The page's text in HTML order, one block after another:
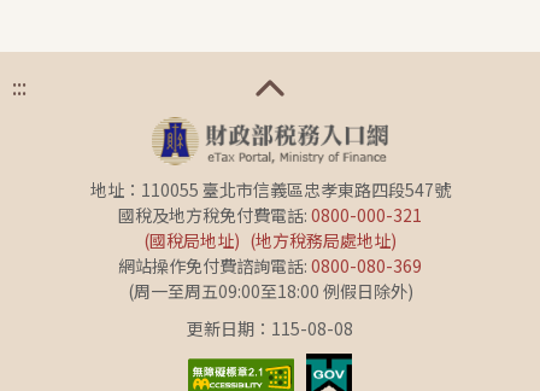
:::
地址：110055 臺北市信義區忠孝東路四段547號
國稅及地方稅免付費電話: 0800-000-321
(國稅局地址) (地方稅務局處地址)
網站操作免付費諮詢電話: 0800-080-369
(周一至周五09:00至18:00 例假日除外)
更新日期：115-08-08